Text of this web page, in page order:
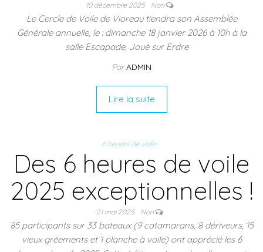
10 décembre 2025 Non
Le Cercle de Voile de Vioreau tiendra son Assemblée
Générale annuelle, le : dimanche 18 janvier 2026 à 10h à la
salle Escapade, Joué sur Erdre
ParADMIN
Lire la suite
6 heures de voile
Des 6 heures de voile
2025 exceptionnelles !
21 mai 2025 Non
85 participants sur 33 bateaux (9 catamarans, 8 dériveurs, 15
vieux gréements et 1 planche à voile) ont apprécié les 6